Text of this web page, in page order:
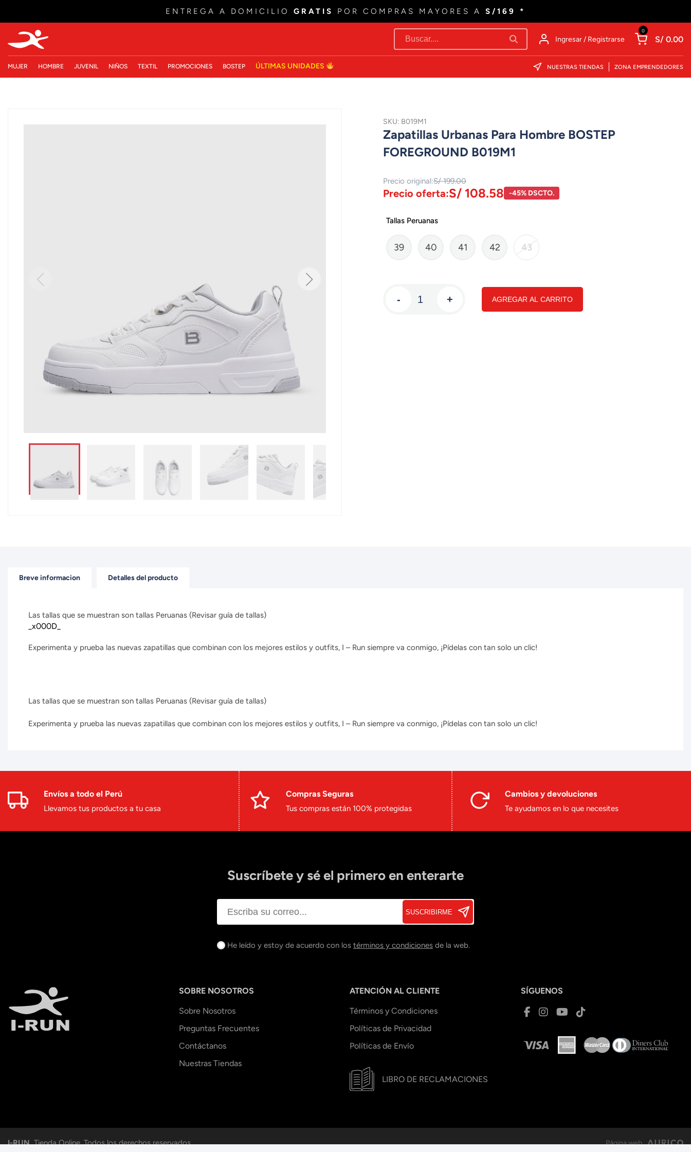
ENTREGA A DOMICILIO GRATIS POR COMPRAS MAYORES A S/169 *
Ingresar / Registrarse
0
S/ 0.00
MUJER HOMBRE JUVENIL NIÑOS TEXTIL PROMOCIONES BOSTEP ÚLTIMAS UNIDADES NUESTRAS TIENDAS ZONA EMPRENDEDORES
SKU: B019M1
Zapatillas Urbanas Para Hombre BOSTEP
FOREGROUND B019M1
Precio original:S/ 199.00
Precio oferta:S/ 108.58 -45% DSCTO.
Tallas Peruanas
39 40 41 42 43
- + AGREGAR AL CARRITO
Breve informacion Detalles del producto
Las tallas que se muestran son tallas Peruanas (Revisar guía de tallas)
_x000D_
Experimenta y prueba las nuevas zapatillas que combinan con los mejores estilos y outfits, I – Run siempre va conmigo, ¡Pídelas con tan solo un clic!
Las tallas que se muestran son tallas Peruanas (Revisar guía de tallas)
Experimenta y prueba las nuevas zapatillas que combinan con los mejores estilos y outfits, I – Run siempre va conmigo, ¡Pídelas con tan solo un clic!
Envíos a todo el Perú
Llevamos tus productos a tu casa
Compras Seguras
Tus compras están 100% protegidas
Cambios y devoluciones
Te ayudamos en lo que necesites
Suscríbete y sé el primero en enterarte
SUSCRIBIRME
He leído y estoy de acuerdo con los términos y condiciones de la web.
SOBRE NOSOTROS
Sobre Nosotros
Preguntas Frecuentes
Contáctanos
Nuestras Tiendas
ATENCIÓN AL CLIENTE
Términos y Condiciones
Políticas de Privacidad
Políticas de Envío
LIBRO DE RECLAMACIONES
SÍGUENOS
I-RUN.Tienda Online. Todos los derechos reservados. Página web